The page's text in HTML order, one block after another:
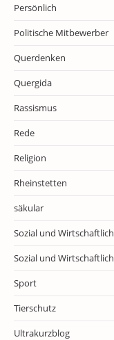
Persönlich
Politische Mitbewerber
Querdenken
Quergida
Rassismus
Rede
Religion
Rheinstetten
säkular
Sozial und Wirtschaftlich
Sozial und Wirtschaftlich
Sport
Tierschutz
Ultrakurzblog